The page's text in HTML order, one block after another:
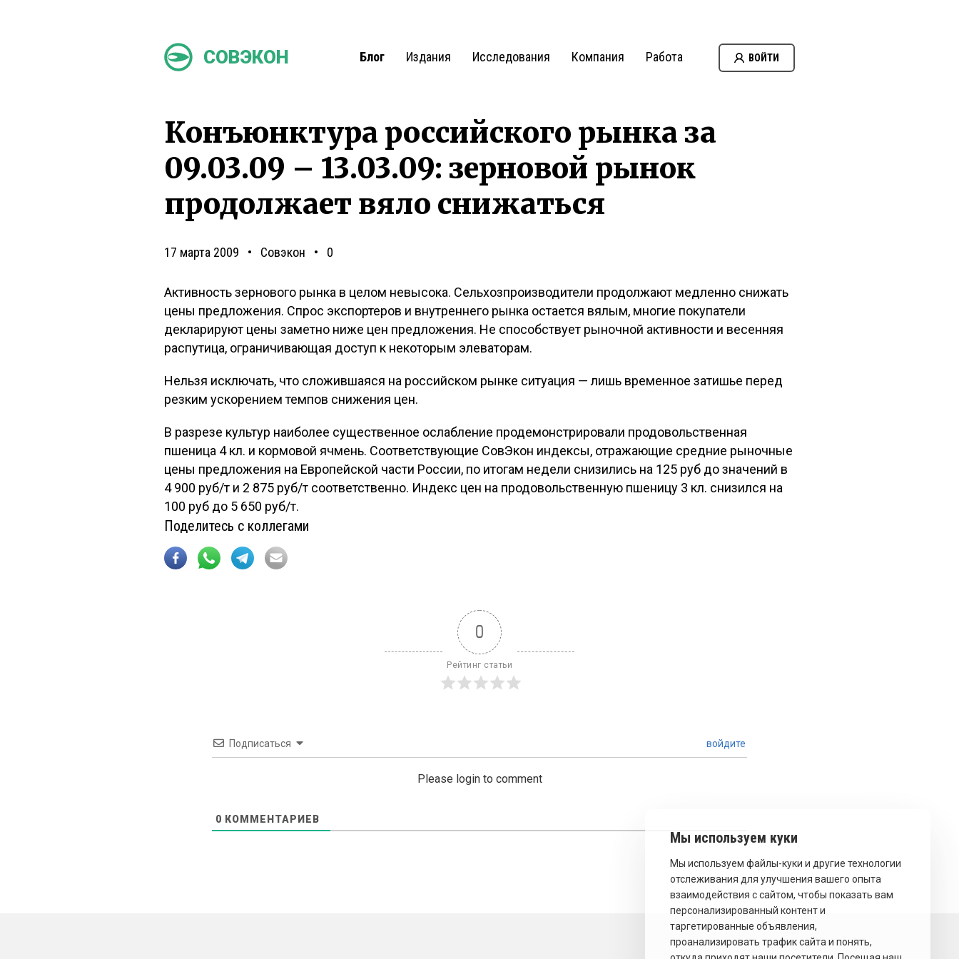
СОВЭКОН Блог Издания Исследования Компания Работа ВОЙТИ
Конъюнктура российского рынка за
09.03.09 – 13.03.09: зерновой рынок
продолжает вяло снижаться
17 марта 2009 Совэкон 0
Активность зернового рынка в целом невысока. Сельхозпроизводители продолжают медленно снижать
цены предложения. Спрос экспортеров и внутреннего рынка остается вялым, многие покупатели
декларируют цены заметно ниже цен предложения. Не способствует рыночной активности и весенняя
распутица, ограничивающая доступ к некоторым элеваторам.
Нельзя исключать, что сложившаяся на российском рынке ситуация — лишь временное затишье перед
резким ускорением темпов снижения цен.
В разрезе культур наиболее существенное ослабление продемонстрировали продовольственная
пшеница 4 кл. и кормовой ячмень. Соответствующие СовЭкон индексы, отражающие средние рыночные
цены предложения на Европейской части России, по итогам недели снизились на 125 руб до значений в
4 900 руб/т и 2 875 руб/т соответственно. Индекс цен на продовольственную пшеницу 3 кл. снизился на
100 руб до 5 650 руб/т.
Поделитесь с коллегами
0
Рейтинг статьи
Подписаться войдите
Please login to comment
0 КОММЕНТАРИЕВ